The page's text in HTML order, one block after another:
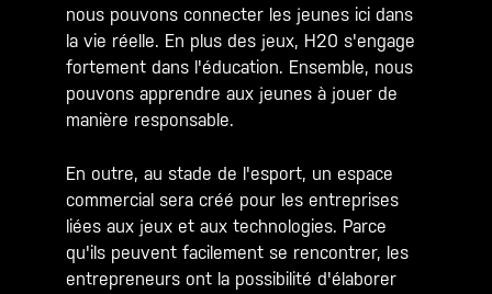
nous pouvons connecter les jeunes ici dans
la vie réelle. En plus des jeux, H20 s'engage
fortement dans l'éducation. Ensemble, nous
pouvons apprendre aux jeunes à jouer de
manière responsable.
En outre, au stade de l'esport, un espace
commercial sera créé pour les entreprises
liées aux jeux et aux technologies. Parce
qu'ils peuvent facilement se rencontrer, les
entrepreneurs ont la possibilité d'élaborer